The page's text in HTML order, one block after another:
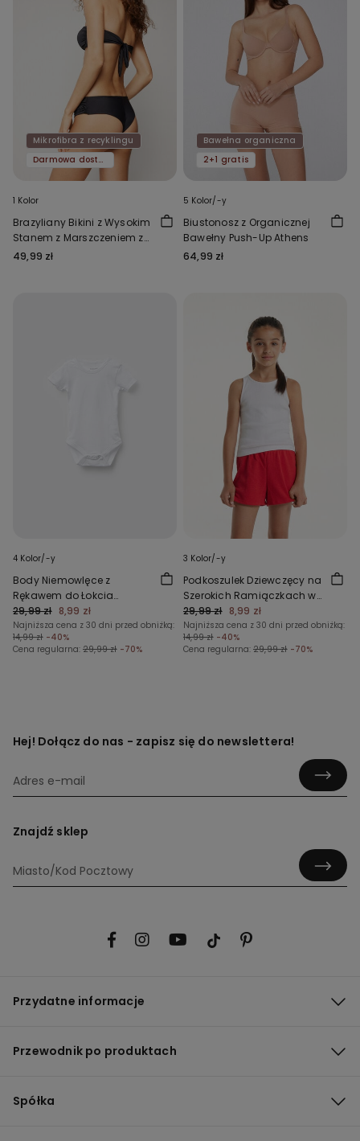
Mikrofibra z recyklingu
Darmowa dostawa
1 Kolor
Brazyliany Bikini z Wysokim
Stanem z Marszczeniem z
Mikrofibry z Recyklingu
49,99 zł
Bawełna organiczna
2+1 gratis
5 Kolor/-y
Biustonosz z Organicznej
Bawełny Push-Up Athens
64,99 zł
4 Kolor/-y
Body Niemowlęce z
Rękawem do Łokcia
Wykonane w 100% z
Bawełny w Jednolitym
Kolorze
29,99 zł 8,99 zł
Najniższa cena z 30 dni przed obniżką:
14,99 zł -40%
Cena regularna: 29,99 zł -70%
3 Kolor/-y
Podkoszulek Dziewczęcy na
Szerokich Ramiączkach w
Prążki
29,99 zł 8,99 zł
Najniższa cena z 30 dni przed obniżką:
14,99 zł -40%
Cena regularna: 29,99 zł -70%
Hej! Dołącz do nas - zapisz się do newslettera!
Znajdź sklep
Przydatne informacje
Przewodnik po produktach
Spółka